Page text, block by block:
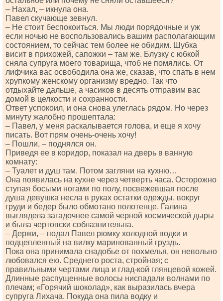
– Нахал, – икнула она.
Павел скучающе зевнул.
– Не стоит беспокоиться. Мы люди порядочные и уж
если ночью не воспользовались вашим располагающим
состоянием, то сейчас тем более не обидим. Шубка
висит в прихожей, сапожки – там же. Блузку с юбкой
сняла супруга моего товарища, чтоб не помялись. От
лифчика вас освободила она же, сказав, что спать в нем
хрупкому женскому организму вредно. Так что
отдыхайте дальше, а часиков в десять отправим вас
домой в целкости и сохранности.
Ответ успокоил, и она снова улеглась рядом. Но через
минуту жалобно прошептала:
– Павел, у меня раскалывается голова, и еще я хочу
писать. Вот прям очень-очень хочу!
‒ Пошли, ‒ поднялся он.
Приведя ее в коридор, показал на дверь в ванную
комнату:
‒ Туалет и душ там. Потом загляни на кухню…
Она появилась на кухне через четверть часа. Осторожно
ступая босыми ногами по полу, посвежевшая после
душа девушка несла в руках остатки одежды, вокруг
груди и бедер было обмотано полотенце. Галина
выглядела загадочнее самой черной космической дыры
и была чертовски соблазнительна.
– Держи, ‒ подал Павел рюмку холодной водки и
подцепленный на вилку маринованный груздь.
Пока она принимала снадобье от похмелья, он невольно
любовался ею. Среднего роста, стройная; с
правильными чертами лица и глад-кой глянцевой кожей.
Длинные распущенные волосы ниспадали волнами по
плечам; «Горячий шоколад», как выразилась вчера
супруга Лихача. Покуда она пила водку и